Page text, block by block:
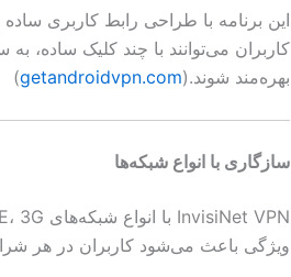
این برنامه با طراحی رابط کاربری
کاربران می‌توانند با چند کلیک
بهره‌مند شوند.(getandroidvpn.com
)
سازگاری با انواع شبکه‌ها
ویژگی باعث می‌شود کاربران در هر